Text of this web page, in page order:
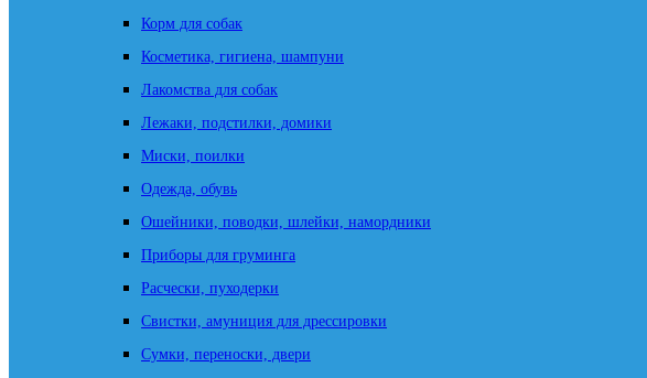
Корм для собак
Косметика, гигиена, шампуни
Лакомства для собак
Лежаки, подстилки, домики
Миски, поилки
Одежда, обувь
Ошейники, поводки, шлейки, намордники
Приборы для груминга
Расчески, пуходерки
Свистки, амуниция для дрессировки
Сумки, переноски, двери